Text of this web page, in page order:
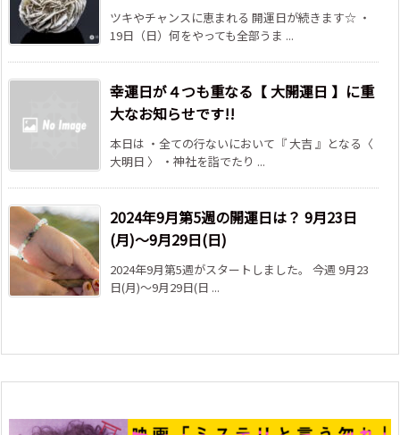
ツキやチャンスに恵まれる 開運日が続きます☆ ・
19日（日）何をやっても全部うま ...
幸運日が４つも重なる【 大開運日 】に重
大なお知らせです!!
本日は ・全ての行ないにおいて『 大吉 』となる〈
大明日 〉 ・神社を詣でたり ...
2024年9月第5週の開運日は？ 9月23日
(月)～9月29日(日)
2024年9月第5週がスタートしました。 今週 9月23
日(月)～9月29日(日 ...